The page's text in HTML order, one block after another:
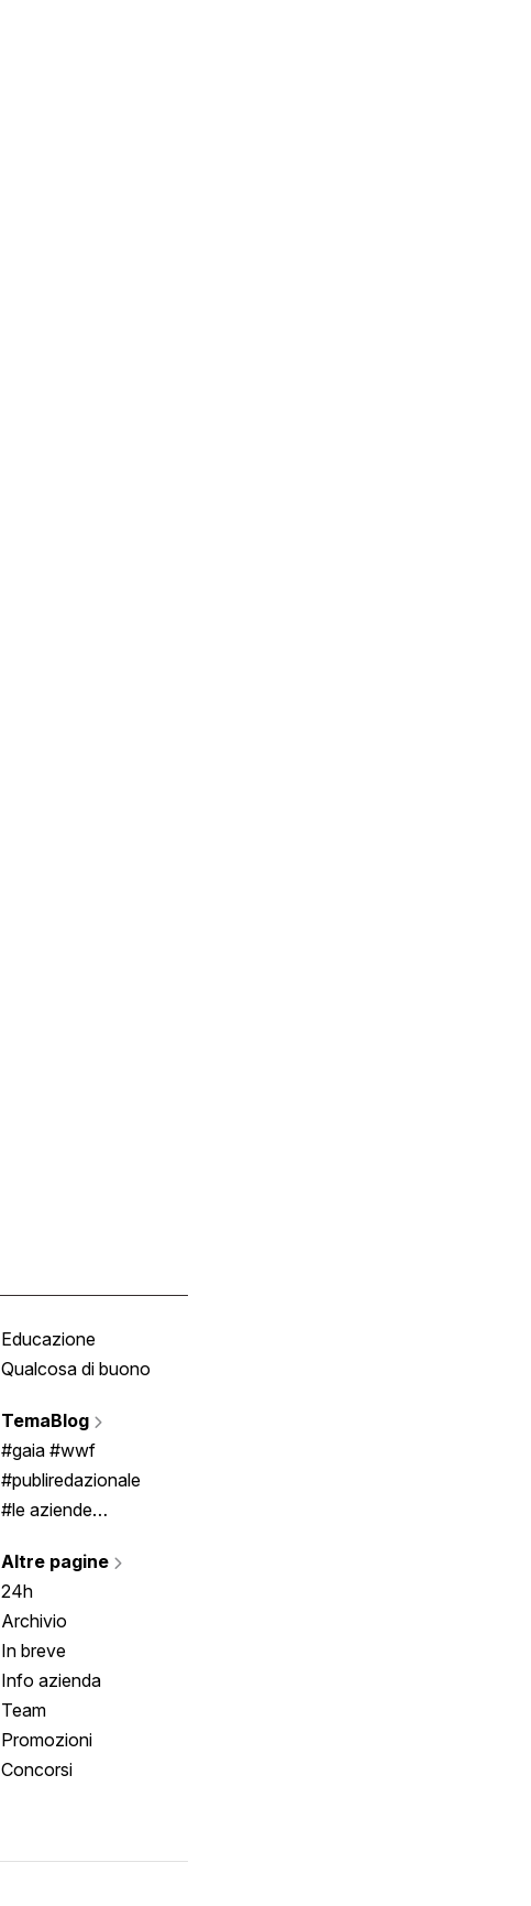
Educazione
Qualcosa di buono
TemaBlog
#gaia #wwf
#publiredazionale
#le aziende
Altre pagine
24h
Archivio
In breve
Info azienda
Team
Promozioni
Concorsi